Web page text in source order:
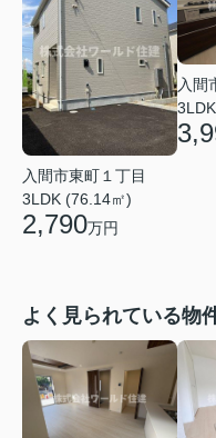
入間市東町１丁目
3LDK (76.14㎡)
2,790万円
入間
よく見られている物